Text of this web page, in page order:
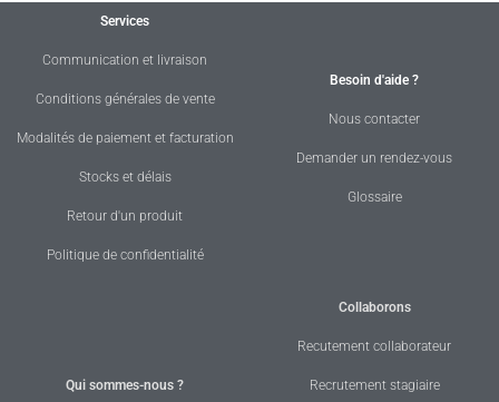
Services
Communication et livraison
Conditions générales de vente
Modalités de paiement et facturation
Stocks et délais
Retour d'un produit
Politique de confidentialité
Besoin d'aide ?
Nous contacter
Demander un rendez-vous
Glossaire
Qui sommes-nous ?
Collaborons
Recutement collaborateur
Recrutement stagiaire